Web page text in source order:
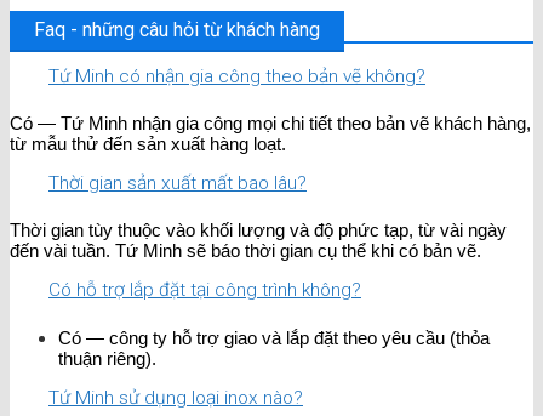
Faq - những câu hỏi từ khách hàng
Tứ Minh có nhận gia công theo bản vẽ không?
Có — Tứ Minh nhận gia công mọi chi tiết theo bản vẽ khách hàng,
từ mẫu thử đến sản xuất hàng loạt.
Thời gian sản xuất mất bao lâu?
Thời gian tùy thuộc vào khối lượng và độ phức tạp, từ vài ngày
đến vài tuần. Tứ Minh sẽ báo thời gian cụ thể khi có bản vẽ.
Có hỗ trợ lắp đặt tại công trình không?
Có — công ty hỗ trợ giao và lắp đặt theo yêu cầu (thỏa
thuận riêng).
Tứ Minh sử dụng loại inox nào?